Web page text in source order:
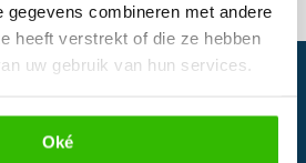
gegevens combineren met andere
heeft verstrekt of die ze hebben
uw gebruik van hun services.
Oké